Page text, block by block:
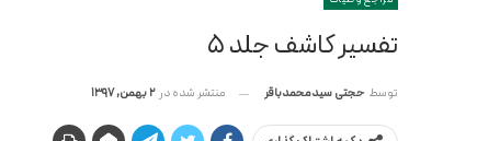
تفسیر کاشف جلد ۵
توسط حجتی سیدمحمدباقر منتشر شده در 2 بهمن, 1397